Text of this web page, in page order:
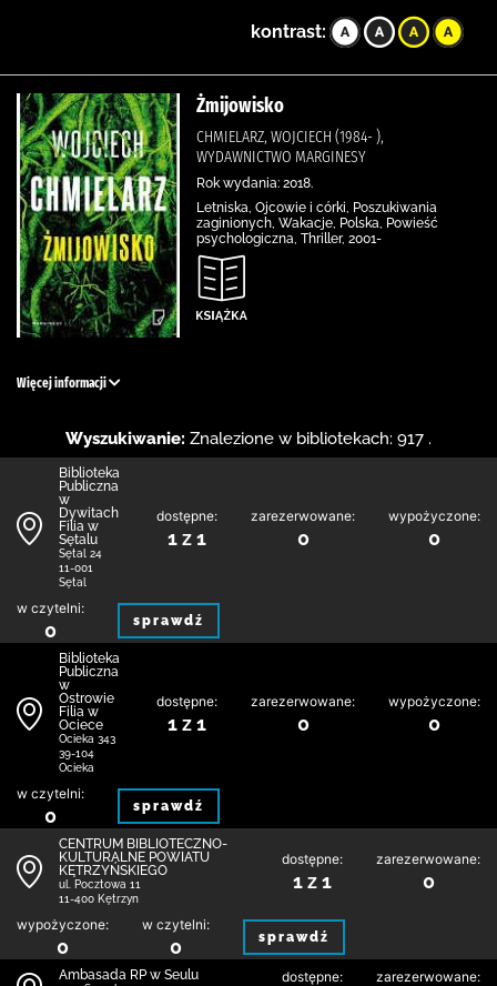
kontrast:
Żmijowisko
CHMIELARZ, WOJCIECH (1984- ),
WYDAWNICTWO MARGINESY
Rok wydania: 2018.
Letniska, Ojcowie i córki, Poszukiwania
zaginionych, Wakacje, Polska, Powieść
psychologiczna, Thriller, 2001-
Więcej informacji
Wyszukiwanie: Znalezione w bibliotekach: 917 .
Biblioteka
Publiczna
w
Dywitach
Filia w
Sętalu
Sętal 24
11-001
Sętal
dostępne:
1 z 1
zarezerwowane:
0
wypożyczone:
0
w czytelni:
0 sprawdź
Biblioteka
Publiczna
w
Ostrowie
Filia w
Ociece
Ocieka 343
39-104
Ocieka
dostępne:
1 z 1
zarezerwowane:
0
wypożyczone:
0
w czytelni:
0 sprawdź
CENTRUM BIBLIOTECZNO-
KULTURALNE POWIATU
KĘTRZYŃSKIEGO
ul. Pocztowa 11
11-400 Kętrzyn
dostępne:
1 z 1
zarezerwowane:
0
wypożyczone:
0
w czytelni:
0 sprawdź
Ambasada RP w Seulu dostępne: zarezerwowane: